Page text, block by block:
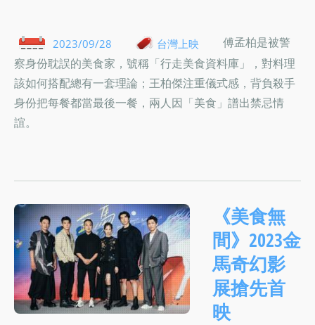
2023/09/28 台灣上映
傅孟柏是被警
察身份耽誤的美食家，號稱「行走美食資料庫」，對料理
該如何搭配總有一套理論；王柏傑注重儀式感，背負殺手
身份把每餐都當最後一餐，兩人因「美食」譜出禁忌情
誼。
《美食無
間》2023金
馬奇幻影
展搶先首
映